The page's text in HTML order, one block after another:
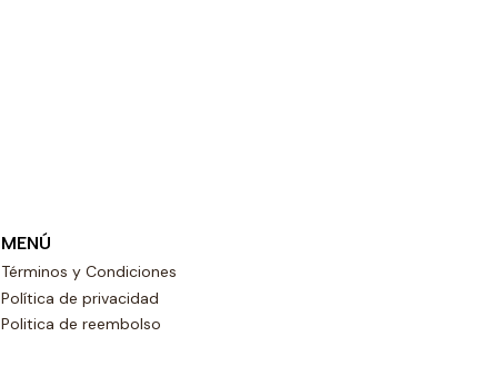
MENÚ
Términos y Condiciones
Política de privacidad
Politica de reembolso